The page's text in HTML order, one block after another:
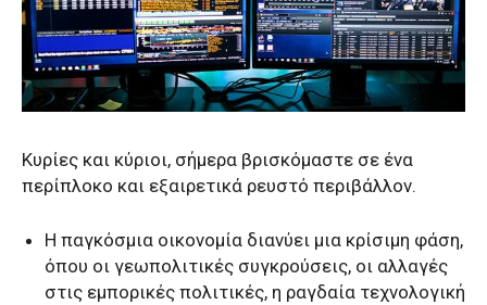
Κυρίες και κύριοι, σήμερα βρισκόμαστε σε ένα
περίπλοκο και εξαιρετικά ρευστό περιβάλλον.
Η παγκόσμια οικονομία διανύει μια κρίσιμη φάση,
όπου οι γεωπολιτικές συγκρούσεις, οι αλλαγές
στις εμπορικές πολιτικές, η ραγδαία τεχνολογική